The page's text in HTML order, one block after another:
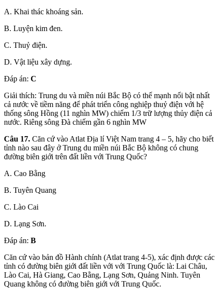
A. Khai thác khoáng sản.
B. Luyện kim đen.
C. Thuỷ điện.
D. Vật liệu xây dựng.
Đáp án: C
Giải thích: Trung du và miền núi Bắc Bộ có thế mạnh nổi bật nhất
cả nước về tiềm năng để phát triển công nghiệp thuỷ điện với hệ
thống sông Hồng (11 nghìn MW) chiếm 1/3 trữ lượng thủy điện cả
nước. Riêng sông Đà chiếm gần 6 nghìn MW
Câu 17. Căn cứ vào Atlat Địa lí Việt Nam trang 4 – 5, hãy cho biết
tỉnh nào sau đây ở Trung du miền núi Bắc Bộ không có chung
đường biên giới trên đất liền với Trung Quốc?
A. Cao Bằng
B. Tuyên Quang
C. Lào Cai
D. Lạng Sơn.
Đáp án: B
Căn cứ vào bản đồ Hành chính (Atlat trang 4-5), xác định được các
tỉnh có đường biên giới đất liền với với Trung Quốc là: Lai Châu,
Lào Cai, Hà Giang, Cao Bằng, Lạng Sơn, Quảng Ninh. Tuyên
Quang không có đường biên giới với Trung Quốc.